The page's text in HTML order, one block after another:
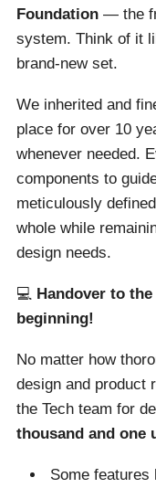
Foundation— the
system. Think of it
brand-new set.
We inherited and
place for over 10
whenever needed.
components to
meticulously
whole while
design needs.
💻Handover to the
beginning!
No matter how
design and product
the Tech team for
thousand and one
Some features